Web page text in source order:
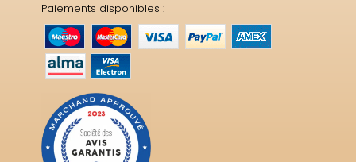
Paiements disponibles :